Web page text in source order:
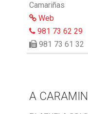
Camariñas
Web
981 73 62 29
981 73 61 32
A